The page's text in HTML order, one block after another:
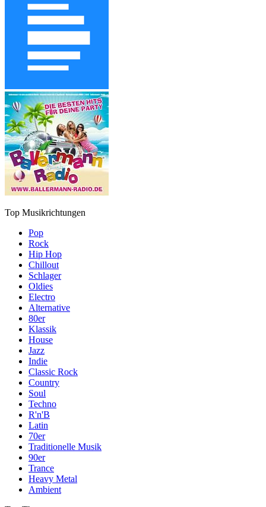
Top Musikrichtungen
Pop
Rock
Hip Hop
Chillout
Schlager
Oldies
Electro
Alternative
80er
Klassik
House
Jazz
Indie
Classic Rock
Country
Soul
Techno
R'n'B
Latin
70er
Traditionelle Musik
90er
Trance
Heavy Metal
Ambient